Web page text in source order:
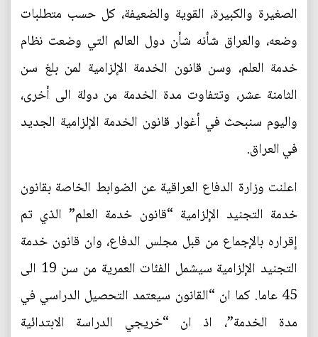
الصغيرة والكبيرة، القوية والضعيفة، كل حسب متطلبات
وضعه، والعراق شأنه شأن دول العالم التي وضعت نظام
خدمة العلم، وسن قانون الخدمة الإلزامية لمن بلغ سن
الثامنة عشر، وتتفاوت مدة الخدمة من دولة الى أخرى،
واليوم سنبحث في أغوار قانون الخدمة الإلزامية الجديد
في العراق.
اعلنت وزارة الدفاع العراقية عن الضوابط الخاصة بقانون
خدمة التجنيد الإلزامية “قانون خدمة العلم” الذي تم
إقراره بالإجماع من قبل مجلس الدفاع، وان قانون خدمة
التجنيد الإلزامية سيشمل الفئات العمرية من سن 19 الى
45 عاما. كما ان “القانون سيعتمد التحصيل الدراسي في
مدة الخدمة”، اذ ان “خريجي الدراسة الابتدائية